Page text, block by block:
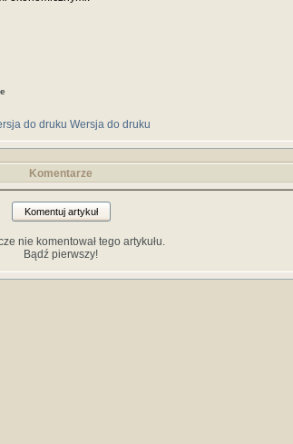
Wersja do druku
Komentarze
Komentuj artykuł
nie komentował tego artykułu.
Bądź pierwszy!